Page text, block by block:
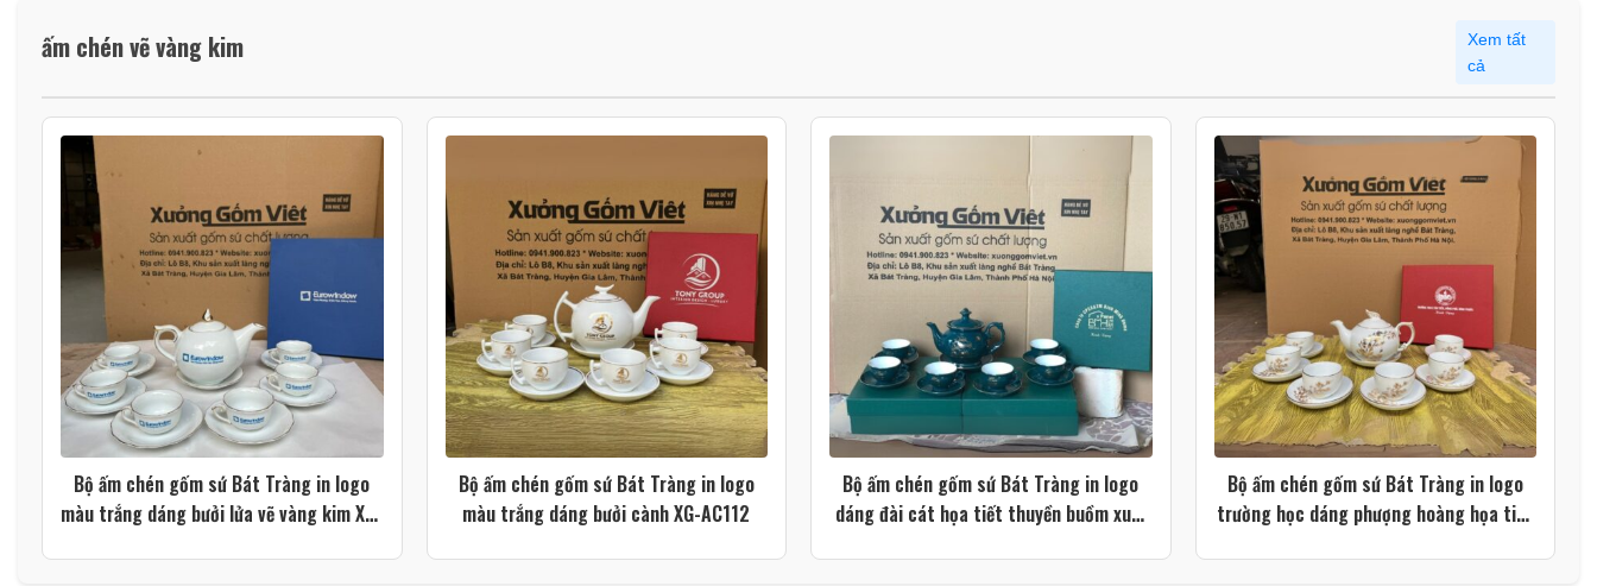
ấm chén vẽ vàng kim
Xem tất
cả
Bộ ấm chén gốm sứ Bát Tràng in logo
màu trắng dáng bưởi lửa vẽ vàng kim XG-
Bộ ấm chén gốm sứ Bát Tràng in logo
màu trắng dáng bưởi cành XG-AC112
Bộ ấm chén gốm sứ Bát Tràng in logo
dáng đài cát họa tiết thuyền buồm xuôi
Bộ ấm chén gốm sứ Bát Tràng in logo
trường học dáng phượng hoàng họa tiết